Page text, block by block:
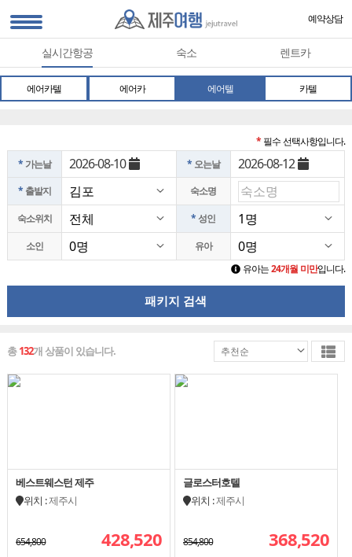
예약상담
실시간항공 숙소 렌트카
에어카텔 에어카 에어텔 카텔
* 필수 선택사항입니다.
*가는날 2026-08-10 *오는날 2026-08-12
*출발지 숙소명
숙소위치 *성인
소인
유아
유아는24개월 미만입니다.
패키지 검색
총132개 상품이 있습니다.
베스트웨스턴 제주
위치 :제주시
654,800 428,520
글로스터호텔
위치 :제주시
854,800 368,520